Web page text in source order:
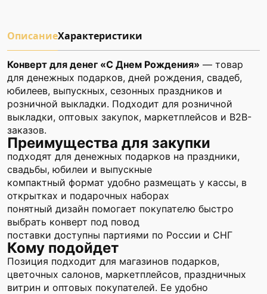
ОписаниеХарактеристики
Конверт для денег «С Днем Рождения» — товар
для денежных подарков, дней рождения, свадеб,
юбилеев, выпускных, сезонных праздников и
розничной выкладки. Подходит для розничной
выкладки, оптовых закупок, маркетплейсов и B2B-
заказов.
Преимущества для закупки
подходят для денежных подарков на праздники,
свадьбы, юбилеи и выпускные
компактный формат удобно размещать у кассы, в
открытках и подарочных наборах
понятный дизайн помогает покупателю быстро
выбрать конверт под повод
поставки доступны партиями по России и СНГ
Кому подойдет
Позиция подходит для магазинов подарков,
цветочных салонов, маркетплейсов, праздничных
витрин и оптовых покупателей. Ее удобно